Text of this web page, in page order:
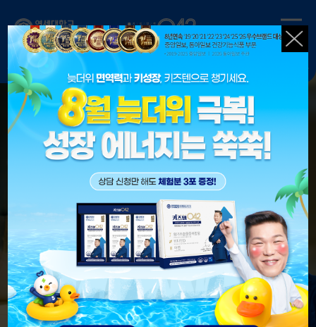
키즈텐042
작은 키 고민 말고 다 같이 키 크는 행복키성장키 크는 기쁨
우리 아이키성장엔 키즈텐 042
아이들이 좋아하는
키성장 HT042의 힘!
키즈텐 042는 사랑입니다.